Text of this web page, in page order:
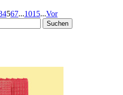
4567...1015...Vor